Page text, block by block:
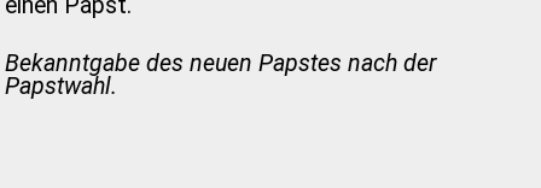
Bekanntgabe des neuen Papstes nach der
Papstwahl.